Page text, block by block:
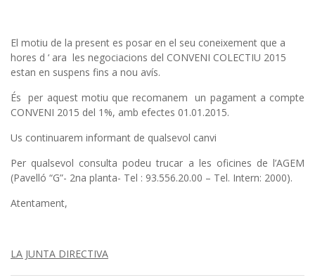
El motiu de la present es posar en el seu coneixement que a
hores d ‘ ara les negociacions del CONVENI COLECTIU 2015
estan en suspens fins a nou avís.
És per aquest motiu que recomanem un pagament a compte
CONVENI 2015 del 1%, amb efectes 01.01.2015.
Us continuarem informant de qualsevol canvi
Per qualsevol consulta podeu trucar a les oficines de l’AGEM
(Pavelló “G”- 2na planta- Tel : 93.556.20.00 – Tel. Intern: 2000).
Atentament,
LA JUNTA DIRECTIVA